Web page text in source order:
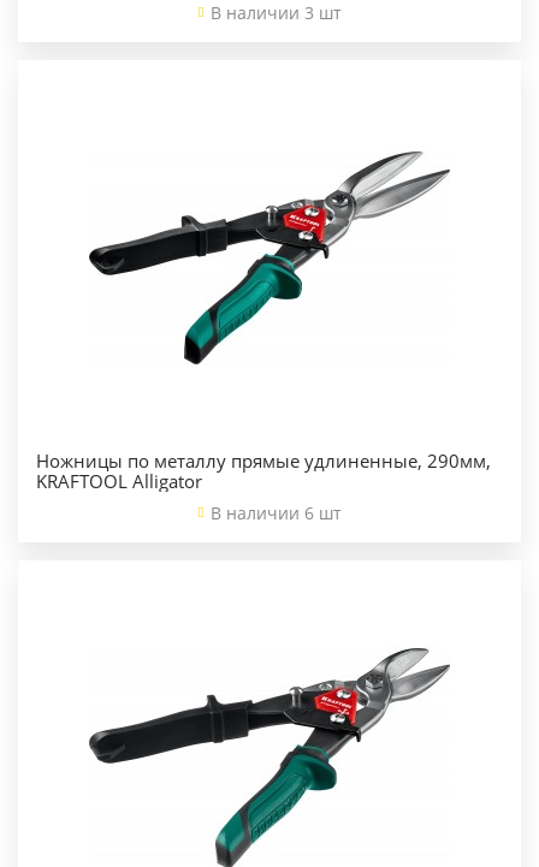
В наличии 3 шт
Ножницы по металлу прямые удлиненные, 290мм,
KRAFTOOL Alligator
В наличии 6 шт